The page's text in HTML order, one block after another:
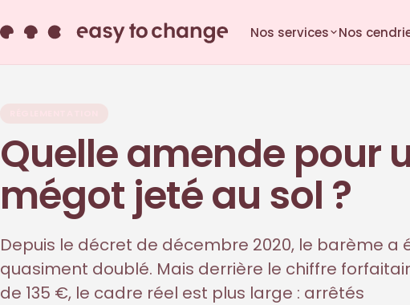
Nos services Nos
Quelle amende pour
mégot jeté au sol ?
Depuis le décret de décembre 2020, le barème a
quasiment doublé. Mais derrière le chiffre
de 135 €, le cadre réel est plus large : arrêtés